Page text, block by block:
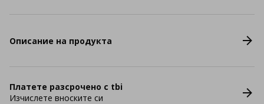
Описание на продукта
Платете разсрочено с tbi
Изчислете вноските си